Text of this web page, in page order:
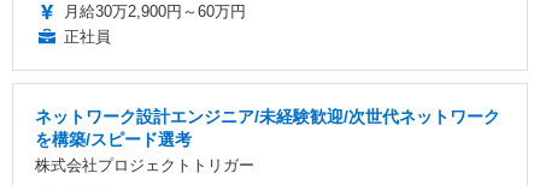
月給30万2,900円～60万円
正社員
ネットワーク設計エンジニア/未経験歓迎/次世代ネットワーク
を構築/スピード選考
株式会社プロジェクトトリガー